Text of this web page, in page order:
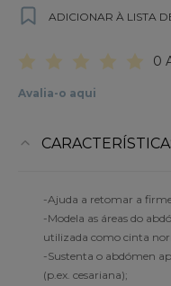
ADICIONAR À LISTA
0
Avalia-o aqui
-Ajuda a retomar a
-Modela as áreas do
utilizada como cinta
-Sustenta o abdómen
(p.ex. cesariana);